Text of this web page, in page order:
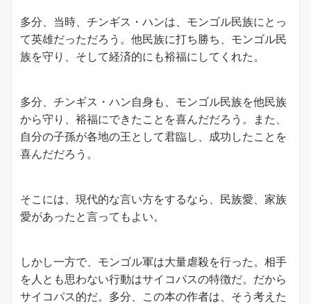
多分、当時、チンギス・ハンは、モンゴル民族にとっ
て英雄だっただろう。他民族に打ち勝ち、モンゴル民
族を守り、そして経済的にも裕福にしてくれた。
多分、チンギス・ハン自身も、モンゴル民族を他民族
から守り、裕福にできたことを喜んだだろう。また、
自分の子孫が各地の王として君臨し、成功したことを
喜んだだろう。
そこには、現代的な言い方をするなら、民族愛、家族
愛があったと言ってもよい。
しかし一方で、モンゴル軍は大量虐殺を行った。相手
を人とも思わない行動はサイコパスの特徴だ。だから
サイコパス的だ。多分、この本の作者は、そう考えた